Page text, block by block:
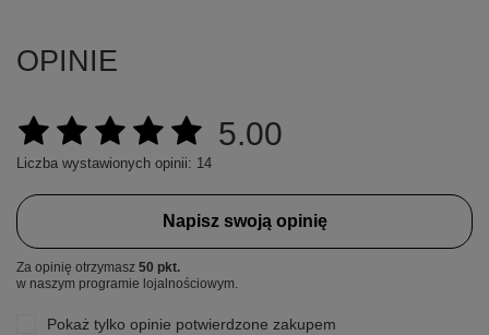
OPINIE
5.00
Liczba wystawionych opinii: 14
Napisz swoją opinię
Za opinię otrzymasz 50 pkt.
w naszym programie lojalnościowym.
Pokaż tylko opinie potwierdzone zakupem